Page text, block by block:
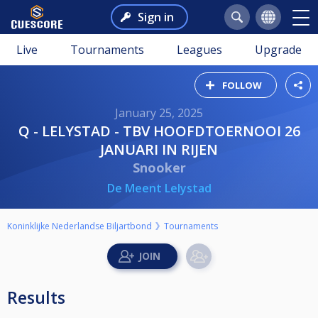
Sign in
Live Tournaments Leagues Upgrade
FOLLOW
January 25, 2025
Q - LELYSTAD - TBV HOOFDTOERNOOI 26
JANUARI IN RIJEN
Snooker
De Meent Lelystad
Koninklijke Nederlandse Biljartbond Tournaments
Results